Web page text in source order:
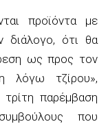
προϊόντα με
διάλογο, ότι θα
ως προς τον
λόγω τζίρου»,
παρέμβαση
που